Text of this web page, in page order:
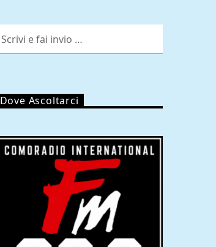
Dove Ascoltarci